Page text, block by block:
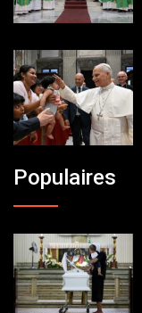
Populaires